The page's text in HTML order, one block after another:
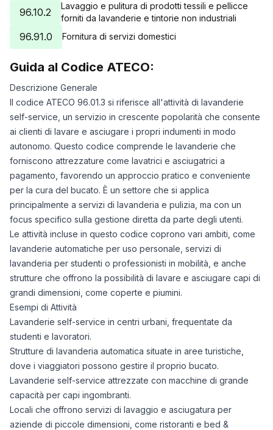
96.10.2
Lavaggio e pulitura di prodotti tessili e pellicce
forniti da lavanderie e tintorie non industriali
96.91.0 Fornitura di servizi domestici
Guida al Codice ATECO:
Descrizione Generale
Il codice ATECO 96.01.3 si riferisce all'attività di lavanderie
self-service, un servizio in crescente popolarità che consente
ai clienti di lavare e asciugare i propri indumenti in modo
autonomo. Questo codice comprende le lavanderie che
forniscono attrezzature come lavatrici e asciugatrici a
pagamento, favorendo un approccio pratico e conveniente
per la cura del bucato. È un settore che si applica
principalmente a servizi di lavanderia e pulizia, ma con un
focus specifico sulla gestione diretta da parte degli utenti.
Le attività incluse in questo codice coprono vari ambiti, come
lavanderie automatiche per uso personale, servizi di
lavanderia per studenti o professionisti in mobilità, e anche
strutture che offrono la possibilità di lavare e asciugare capi di
grandi dimensioni, come coperte e piumini.
Esempi di Attività
Lavanderie self-service in centri urbani, frequentate da
studenti e lavoratori.
Strutture di lavanderia automatica situate in aree turistiche,
dove i viaggiatori possono gestire il proprio bucato.
Lavanderie self-service attrezzate con macchine di grande
capacità per capi ingombranti.
Locali che offrono servizi di lavaggio e asciugatura per
aziende di piccole dimensioni, come ristoranti e bed &